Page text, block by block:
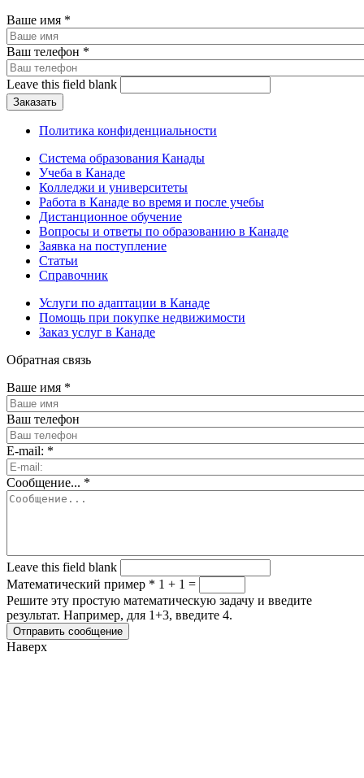
Ваше имя *
Ваш телефон *
Leave this field blank
Политика конфиденциальности
Система образования Канады
Учеба в Канаде
Колледжи и университеты
Работа в Канаде во время и после учебы
Дистанционное обучение
Вопросы и ответы по образованию в Канаде
Заявка на поступление
Статьи
Справочник
Услуги по адаптации в Канаде
Помощь при покупке недвижимости
Заказ услуг в Канаде
Обратная связь
Ваше имя *
Ваш телефон
E-mail: *
Сообщение... *
Leave this field blank
Математический пример * 1 + 1 =
Решите эту простую математическую задачу и введите
результат. Например, для 1+3, введите 4.
Наверх